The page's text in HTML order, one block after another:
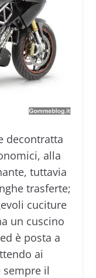
decontratta
alla
tuttavia
trasferte;
cuciture
un cuscino
è posta a
ai
il